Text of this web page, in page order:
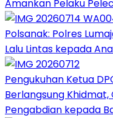
Amankan Pelaku
Polsanak: Polres
Lalu Lintas kepada
Pengukuhan Ketua
Berlangsung
Pengabdian kepada